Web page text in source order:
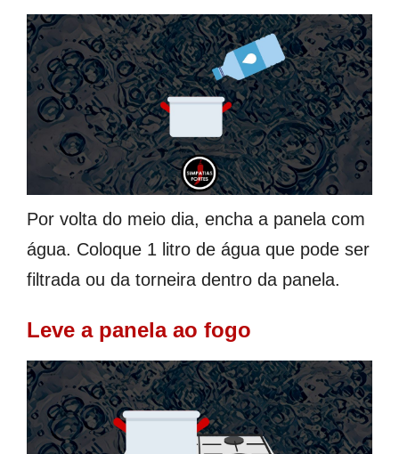
Por volta do meio dia, encha a panela com
água. Coloque 1 litro de água que pode ser
filtrada ou da torneira dentro da panela.
Leve a panela ao fogo